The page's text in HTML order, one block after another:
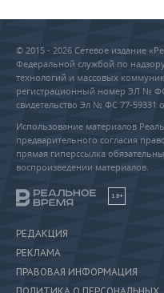
© 2015 - 2026 Сетевое издание
Федеральной службой по
технологий и массовых
регистрационный номер ЭЛ № ФС
свидетельство Эл № ФС 77-59331
Использование материалов
предварительного согласия
прямая гиперссылка
воспроизведении материалов.
18+
РЕДАКЦИЯ
РЕКЛАМА
ПРАВОВАЯ ИНФОРМАЦИЯ